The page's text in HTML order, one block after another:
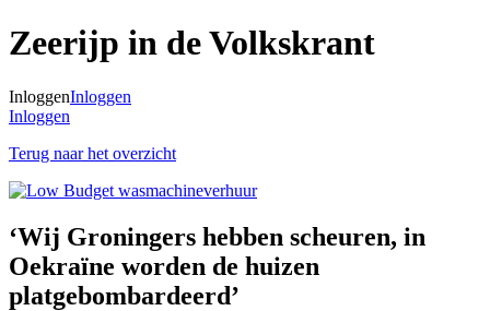
Zeerijp in de Volkskrant
InloggenInloggen
Inloggen
Terug naar het overzicht
‘Wij Groningers hebben scheuren, in
Oekraïne worden de huizen
platgebombardeerd’